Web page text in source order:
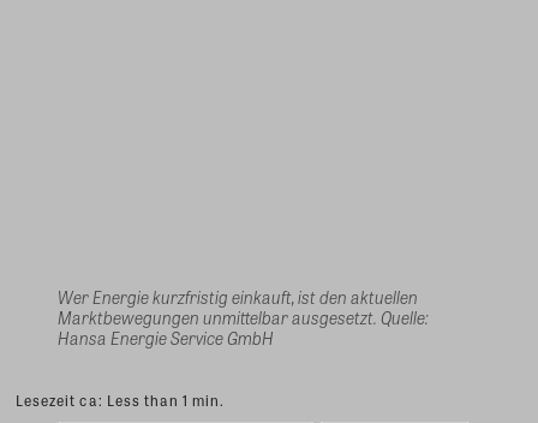
Wer Energie kurzfristig einkauft, ist den aktuellen
Marktbewegungen unmittelbar ausgesetzt. Quelle:
Hansa Energie Service GmbH
Lesezeit ca: Less than 1 min.